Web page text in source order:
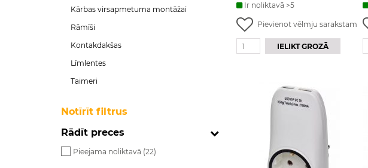
Kārbas virsapmetuma montāžai
Rāmīši
Kontakdakšas
Līmlentes
Taimeri
Notīrīt filtrus
Rādīt preces
Pieejama noliktavā (22)
Ir noliktavā >5
Pievienot vēlmju sarakstam
IELIKT GROZĀ